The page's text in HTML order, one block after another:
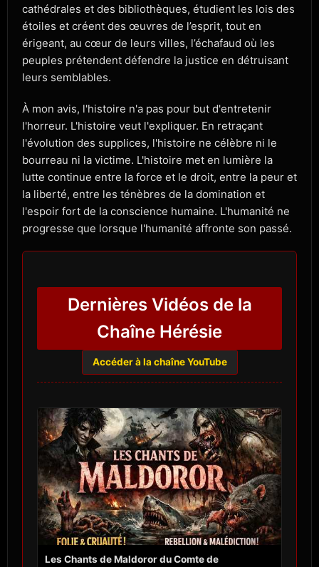
cathédrales et des bibliothèques, étudient les lois des
étoiles et créent des œuvres de l’esprit, tout en
érigeant, au cœur de leurs villes, l’échafaud où les
peuples prétendent défendre la justice en détruisant
leurs semblables.
À mon avis, l'histoire n'a pas pour but d'entretenir
l'horreur. L'histoire veut l'expliquer. En retraçant
l'évolution des supplices, l'histoire ne célèbre ni le
bourreau ni la victime. L'histoire met en lumière la
lutte continue entre la force et le droit, entre la peur et
la liberté, entre les ténèbres de la domination et
l'espoir fort de la conscience humaine. L'humanité ne
progresse que lorsque l'humanité affronte son passé.
Dernières Vidéos de la
Chaîne Hérésie
Accéder à la chaîne YouTube
Les Chants de Maldoror du Comte de